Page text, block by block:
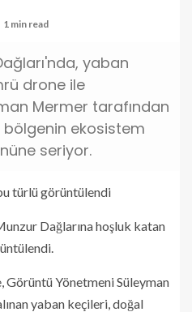
1 min read
yaban
drone ile
Mermer tarafından
ekosistem
seriyor.
türlü görüntülendi
Dağlarına hoşluk katan
Görüntü Yönetmeni Süleyman
yaban keçileri, doğal